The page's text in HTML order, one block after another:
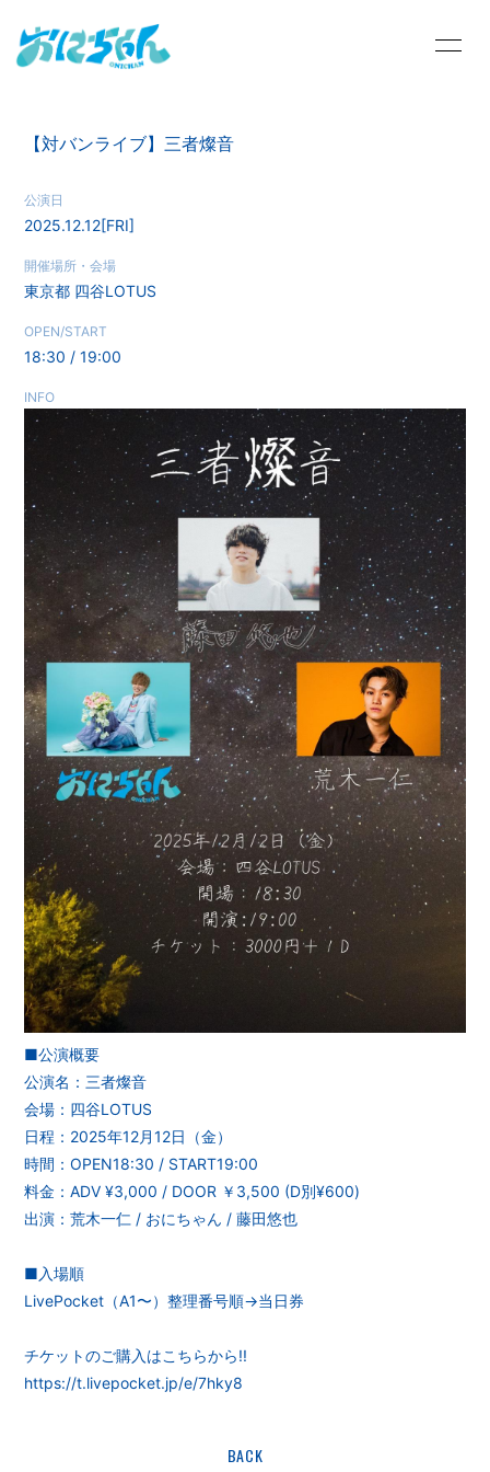
SCHEDULE
VIDEO
DISCOGRAPHY
MOVIE
PHOTO
会員登録 ログイン
【対バンライブ】三者燦音
公演日
2025.12.12[FRI]
開催場所・会場
東京都 四谷LOTUS
OPEN/START
18:30 / 19:00
INFO
■公演概要
公演名：三者燦音
会場：四谷LOTUS
日程：2025年12月12日（金）
時間：OPEN18:30 / START19:00
料金：ADV ¥3,000 / DOOR ￥3,500 (D別¥600)
出演：荒木一仁 / おにちゃん / 藤田悠也
■入場順
LivePocket（A1〜）整理番号順→当日券
チケットのご購入はこちらから!!
https://t.livepocket.jp/e/7hky8
BACK